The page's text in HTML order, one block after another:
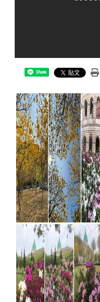
Share